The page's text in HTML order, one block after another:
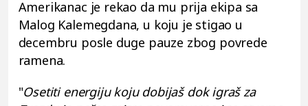
Amerikanac je rekao da mu prija ekipa sa
Malog Kalemegdana, u koju je stigao u
decembru posle duge pauze zbog povrede
ramena.
"Osetiti energiju koju dobijaš dok igraš za